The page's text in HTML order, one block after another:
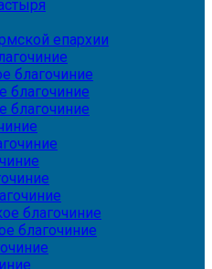
епархии
благочиние
благочиние
благочиние
благочиние
благочиние